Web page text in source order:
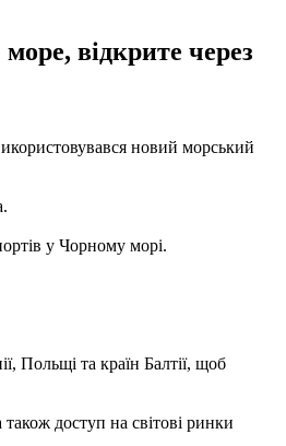
відкрите через
новий морський
у Чорному морі.
Польщі та країн Балтії, щоб
доступ на світові ринки